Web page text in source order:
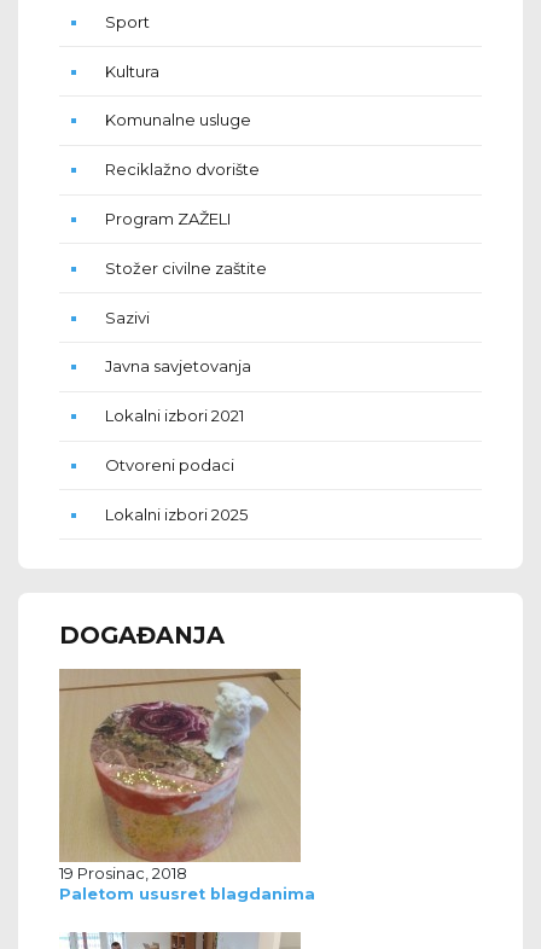
Sport
Kultura
Komunalne usluge
Reciklažno dvorište
Program ZAŽELI
Stožer civilne zaštite
Sazivi
Javna savjetovanja
Lokalni izbori 2021
Otvoreni podaci
Lokalni izbori 2025
DOGAĐANJA
19 Prosinac, 2018
Paletom ususret blagdanima